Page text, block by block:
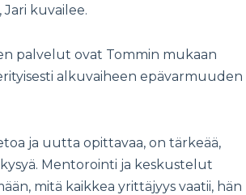
kuvailee.
palvelut ovat Tommin mukaan
alkuvaiheen epävarmuuden
ja uutta opittavaa, on tärkeää,
Mentorointi ja keskustelut
mitä kaikkea yrittäjyys vaatii, hän